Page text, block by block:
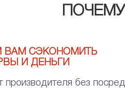
ВАМ СЭКОНОМИТЬ
И ДЕНЬГИ
без